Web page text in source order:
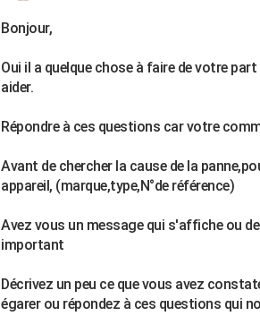
Bonjour,
Oui il a quelque chose à faire de votre
aider.
Répondre à ces questions car votre
Avant de chercher la cause de la
appareil, (marque,type,N°de référence)
Avez vous un message qui s'affiche ou
important
Décrivez un peu ce que vous avez
égarer ou répondez à ces questions qui